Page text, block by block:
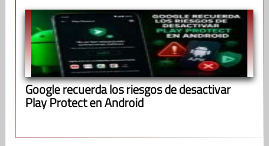
Google recuerda los riesgos de desactivar
Play Protect en Android